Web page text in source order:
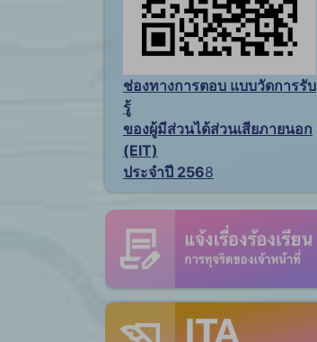
ช่องทางการตอบ แบบวัดการรับ
รู้
ของผู้มีส่วนได้ส่วนเสียภายนอก
(EIT)
ประจำปี 2568